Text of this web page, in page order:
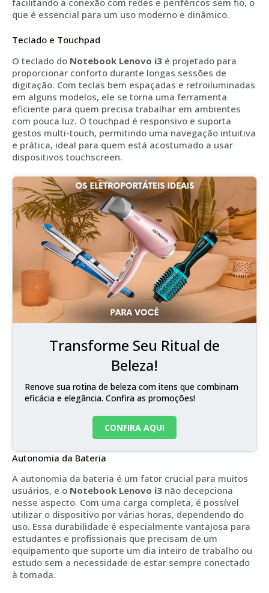
que é essencial para um uso moderno e dinâmico.
Teclado e Touchpad
O teclado do Notebook Lenovo i3 é projetado para
proporcionar conforto durante longas sessões de
digitação. Com teclas bem espaçadas e retroiluminadas
em alguns modelos, ele se torna uma ferramenta
eficiente para quem precisa trabalhar em ambientes
com pouca luz. O touchpad é responsivo e suporta
gestos multi-touch, permitindo uma navegação intuitiva
e prática, ideal para quem está acostumado a usar
dispositivos touchscreen.
Transforme Seu Ritual de
Beleza!
Renove sua rotina de beleza com itens que combinam
eficácia e elegância. Confira as promoções!
CONFIRA AQUI
Autonomia da Bateria
A autonomia da bateria é um fator crucial para muitos
usuários, e o Notebook Lenovo i3 não decepciona
nesse aspecto. Com uma carga completa, é possível
utilizar o dispositivo por várias horas, dependendo do
uso. Essa durabilidade é especialmente vantajosa para
estudantes e profissionais que precisam de um
equipamento que suporte um dia inteiro de trabalho ou
estudo sem a necessidade de estar sempre conectado
à tomada.